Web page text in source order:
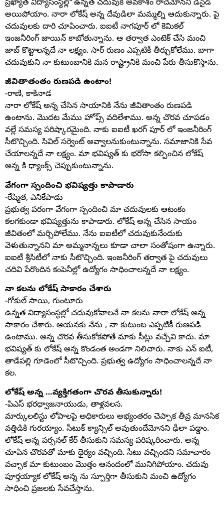
ప్రఖ్యాత విద్యాసంస్థల్లో ఉన్నత చదువుకి అవకాశం రాదేమోనని డిసైడ్
అయిపోయాం. నారా లోకేష్ అన్న దేవుడిలా మమ్మల్ని ఆదుకున్నారు. పై
చదువులకు దారి చూపించారు. ఐఐటీ నాగపూర్ లో కెమికల్
ఇంజనీరింగ్ జాయిన్ కాబోతున్నాను. ఆ తర్వాత ఎంటెక్ చేసి మంచి
జాబ్ కొట్టాలన్నదే నా లక్ష్యం. సార్ రుణం ఎప్పటికీ తీర్చుకోలేము. బాగా
చదువుకుని నా కుటుంబానికి మన రాష్ట్రానికి మంచి పేరు తీసుకొస్తాను.
జీవితాతంతం రుణపడి ఉంటాం!
-రాణి, కాకినాడ
నారా లోకేష్ అన్న చేసిన సాయానికి నేను జీవితాంతం రుణపడి
ఉంటాను. మొదట మేము హోప్స్ వదిలేశాము. అన్న చొరవ చూపడం
వల్లే సమస్య పరిష్కారమైంది. నాకు ఐఐటీ ఖరగ్ పూర్ లో ఇంజనీరింగ్
సీటొచ్చింది. సివిల్ సర్వెంట్ అవ్వాలనుకుంటున్నాను. సమాజానికి సేవ
చేయాలన్నదే నా లక్ష్యం. మా భవిష్యత్ కు భరోసా కల్పించిన లోకేష్
అన్న కి ధ్యాంక్స్ చెప్పుకుంటున్నాను.
వేగంగా స్పందించి భవిష్యత్తు కాపాడారు
-రేష్మిత, ఎనికేపాడు
ప్రభుత్వ పరంగా వేగంగా స్పందించి మా చదువులకు ఆటంకం
కలగకుండా భవిష్యత్తును కాపాడారు. లోకేష్ అన్న చేసిన సాయం
జీవితంలో మర్చిపోలేము. నేను ఐఐటీలో చదువుకునేందుకు
వెళుతున్నానని మా అమ్మనాన్నలు కూడా చాలా సంతోషంగా ఉన్నారు.
ఐఐటీ శ్రీసిటీలో నాకు సీటొచ్చింది. ఇంజనీరింగ్ తర్వాత పై చదువులు
చదివి పేరొందిన కంపెనీల్లో ఉద్యోగం సాధించాలన్నదే నా లక్ష్యం.
నా కలను లోకేష్ సాకారం చేశారు
-గోకుల్ సాయి, గుంటూరు
ఉన్నత విద్యాసంస్థల్లో చదువుకోవాలనే నా కలను నారా లోకేష్ అన్న
సాకారం చేశారు. ఆయనకు నేను , నా కుటుంబ ఎప్పటికీ రుణపడి
ఉంటాము. అన్న చొరవ తీసుకోకపోతే మాకు సీట్లు వచ్చేవి కాదు. మా
భవిష్యత్ కు లోకేష్ అన్న కొండంత అండగా నిలిచారు. నాకు ఎన్ ఐటీ,
తాడేపల్లి గూడెంలో సీటొచ్చింది. ప్రభుత్వ ఉద్యోగం సాధించాలన్నదే నా
కల.
లోకేష్ అన్న …వ్యక్తిగతంగా చొరవ తీసుకున్నారు!
-పిఎస్ భరధ్వాజనాయుడు, తాళ్లవలస.
మార్కులలిస్టు లోపాలపై అధికారులు అభ్యంతరం చెప్పాక తీవ్ర మానసిక
వత్తిడికి గురయ్యాం. సీటుక్ క్యాన్సిల్ అవుతుందేమోనని ఢీలా పడ్డాం.
లోకేష్ అన్న పర్సనల్ కేర్ తీసుకుని సమస్య పరిష్కరించారు. అన్న
చూపిన చొరవతో మాకు ధైర్యం వచ్చింది. సీటు వచ్చిందని సమాచారం
వచ్చాక మా కుటుంబం మొత్తం ఆనందంలో మునిగిపోయాం. చదువు
పూర్తయ్యాక లోకేష్ అన్న ను స్పూర్తిగా తీసుకుని మంచి ఉద్యోగం
సాధించి ప్రజలకు సేవచేస్తాను.